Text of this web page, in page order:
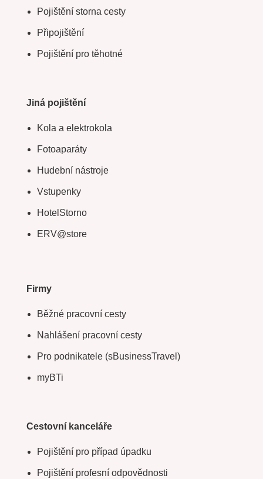
Pojištění storna cesty
Připojištění
Pojištění pro těhotné
Jiná pojištění
Kola a elektrokola
Fotoaparáty
Hudební nástroje
Vstupenky
HotelStorno
ERV@store
Firmy
Běžné pracovní cesty
Nahlášení pracovní cesty
Pro podnikatele (sBusinessTravel)
myBTi
Cestovní kanceláře
Pojištění pro případ úpadku
Pojištění profesní odpovědnosti